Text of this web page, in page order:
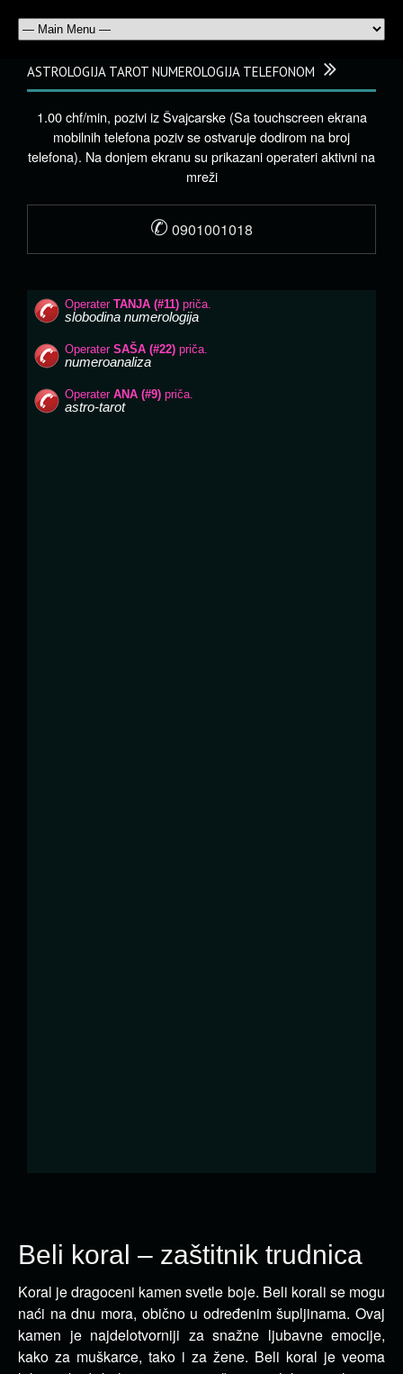
Beli koral – zaštitnik trudnica
Koral je dragoceni kamen svetle boje. Beli korali se mogu
naći na dnu mora, obično u određenim šupljinama. Ovaj
kamen je najdelotvorniji za snažne ljubavne emocije,
kako za muškarce, tako i za žene. Beli koral je veoma
ASTROLOGIJA TAROT NUMEROLOGIJA TELEFONOM
1.00 chf/min, pozivi iz Švajcarske (Sa touchscreen ekrana
mobilnih telefona poziv se ostvaruje dodirom na broj
telefona). Na donjem ekranu su prikazani operateri aktivni na
mreži
✆ 0901001018